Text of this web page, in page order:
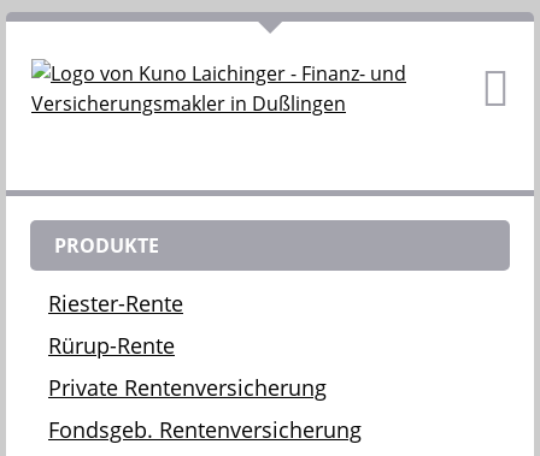
PRODUKTE
Riester-Rente
Rürup-Rente
Private Rentenversicherung
Fondsgeb. Rentenversicherung